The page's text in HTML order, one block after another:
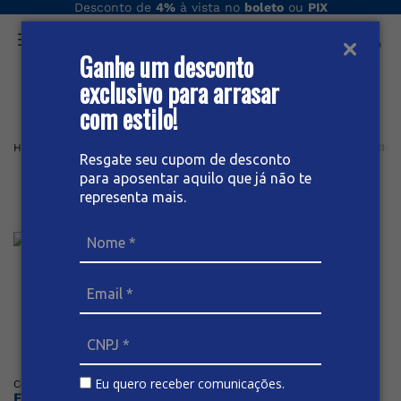
Ganhe um desconto
exclusivo para arrasar
com estilo!
Resgate seu cupom de desconto
para aposentar aquilo que já não te
representa mais.
Eu quero receber comunicações.
Desconto de 4%à vista no boletoou PIX
O que você procura hoje?
Home
Bermuda Tradicional Masculina
Plus Size
Posicione o mouse sob a imagem para dar zoom
Código 64193 BIVIK